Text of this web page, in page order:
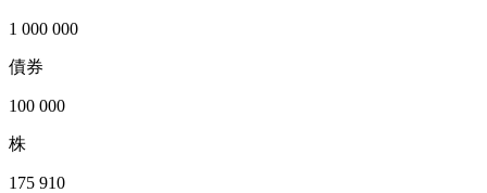
1 000 000
債券
100 000
株
175 910